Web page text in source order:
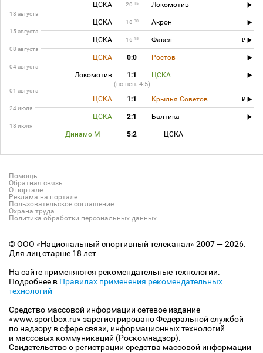
ЦСКА 20 15 Локомотив
18 августа
ЦСКА 18 30 Акрон
15 августа
ЦСКА 16 15 Факел
08 августа
ЦСКА 0:0 Ростов
04 августа
Локомотив 1:1 ЦСКА
(по пен. 4:5)
01 августа
ЦСКА 1:1 Крылья Советов
24 июля
ЦСКА 2:1 Балтика
18 июля
Динамо М 5:2 ЦСКА
Помощь
Обратная связь
О портале
Реклама на портале
Пользовательское соглашение
Охрана труда
Политика обработки персональных данных
© ООО «Национальный спортивный телеканал» 2007 — 2026.
Для лиц старше 18 лет
На сайте применяются рекомендательные технологии.
Подробнее в Правилах применения рекомендательных
технологий
Средство массовой информации сетевое издание
«www.sportbox.ru» зарегистрировано Федеральной службой
по надзору в сфере связи, информационных технологий
и массовых коммуникаций (Роскомнадзор).
Свидетельство о регистрации средства массовой информации